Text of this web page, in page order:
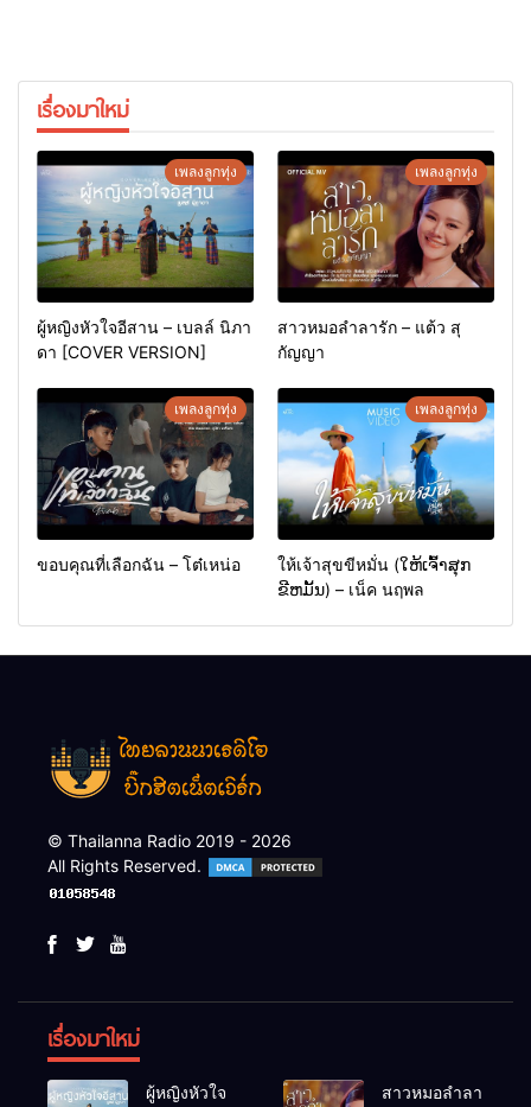
เรื่องมาใหม่
เพลงลูกทุ่ง
ผู้หญิงหัวใจอีสาน – เบลล์ นิภา
ดา [COVER VERSION]
เพลงลูกทุ่ง
สาวหมอลำลารัก – แต้ว สุ
กัญญา
เพลงลูกทุ่ง
ขอบคุณที่เลือกฉัน – โต๋เหน่อ
เพลงลูกทุ่ง
ให้เจ้าสุขขีหมั่น (ໃຫ້ເຈົ້າສຸກ
ຂີຫມັ້ນ) – เน็ค นฤพล
© Thailanna Radio 2019 - 2026
All Rights Reserved.
เรื่องมาใหม่
ผู้หญิงหัวใจ สาวหมอลำลา